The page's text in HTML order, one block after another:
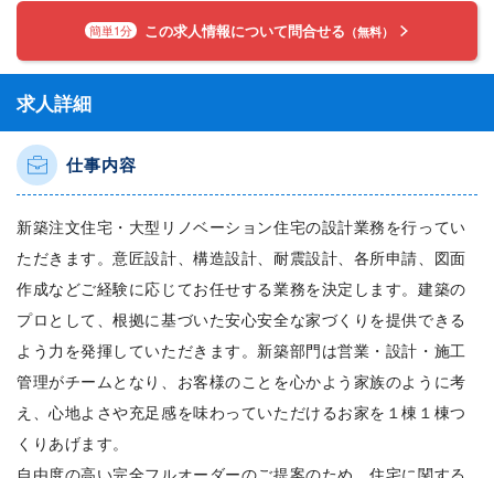
簡単1分 この求人情報について問合せる （無料）
求人詳細
仕事内容
新築注文住宅・大型リノベーション住宅の設計業務を行ってい
ただきます。意匠設計、構造設計、耐震設計、各所申請、図面
作成などご経験に応じてお任せする業務を決定します。建築の
プロとして、根拠に基づいた安心安全な家づくりを提供できる
よう力を発揮していただきます。新築部門は営業・設計・施工
管理がチームとなり、お客様のことを心かよう家族のように考
え、心地よさや充足感を味わっていただけるお家を１棟１棟つ
くりあげます。
自由度の高い完全フルオーダーのご提案のため、住宅に関する